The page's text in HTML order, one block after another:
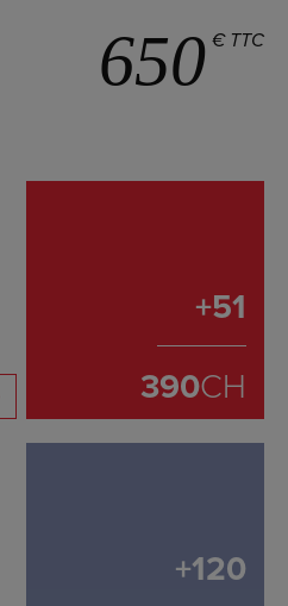
650 € TTC
+51
390CH
+120